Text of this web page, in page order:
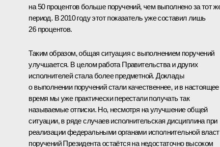
на 50 процентов больше поручений, чем выполнено за тот
период. В 2010 году этот показатель уже составил лишь
26 процентов.
Таким образом, общая ситуация с выполнением поручений
улучшается. В целом работа Правительства и других
исполнителей стала более предметной. Доклады
о выполнении поручений стали качественнее, и в настоящее
время мы уже практически перестали получать так
называемые отписки. Но, несмотря на улучшение общей
ситуации, в ряде случаев исполнительская дисциплина при
реализации федеральными органами исполнительной
поручений Президента остаётся на недостаточно высоком